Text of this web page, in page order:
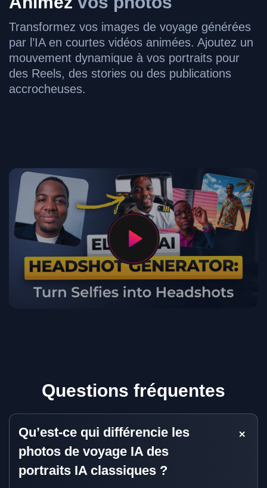
Transformez vos images de voyage générées
par l’IA en courtes vidéos animées. Ajoutez un
mouvement dynamique à vos portraits pour
des Reels, des stories ou des publications
accrocheuses.
Questions fréquentes
Qu’est-ce qui différencie les
photos de voyage IA des
portraits IA classiques ?